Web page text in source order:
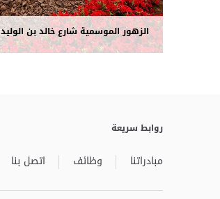
الزهور الموسمية شارع خالد بن الوليد
روابط سريعة
مبادراتنا وظائف اتصل بنا